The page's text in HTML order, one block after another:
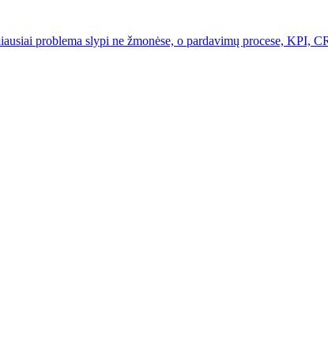
problema slypi ne žmonėse, o pardavimų procese, KPI,